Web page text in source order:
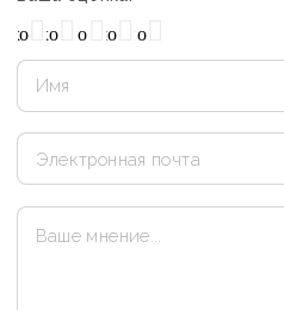
Отлично
Хорошо
Плохо